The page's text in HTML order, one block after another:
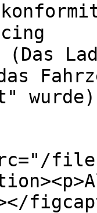
(Das
wurde)
files/